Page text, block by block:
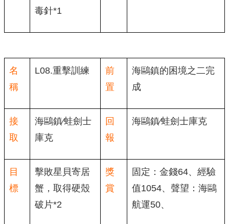
毒針*1
名
稱
L08.重擊訓練
前
置
海鷗鎮的困境之二完
成
接
取
海鷗鎮∕蛙劍士
庫克
回
報
海鷗鎮∕蛙劍士庫克
目
標
擊敗星貝寄居
蟹，取得硬殼
破片*2
獎
賞
固定：金錢64、經驗
值1054、聲望：海鷗
航運50、